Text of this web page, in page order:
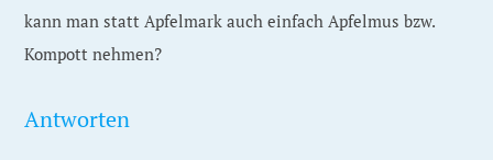
kann man statt Apfelmark auch einfach Apfelmus bzw.
Kompott nehmen?
Antworten